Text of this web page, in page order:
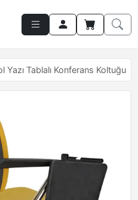
Yazı Tablalı Konferans Koltuğu